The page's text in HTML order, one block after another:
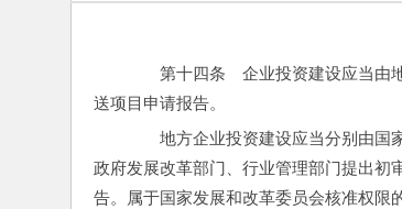
第十四条　企业投资建设应当由地
送项目申请报告。
地方企业投资建设应当分别由国家
政府发展改革部门、行业管理部门提出初
告。属于国家发展和改革委员会核准权限